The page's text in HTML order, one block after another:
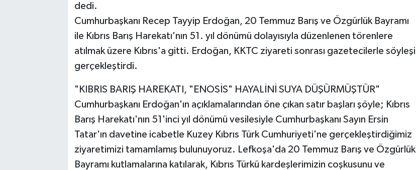
dedi.
Cumhurbaşkanı Recep Tayyip Erdoğan, 20 Temmuz Barış ve Özgürlük Bayramı
ile Kıbrıs Barış Harekatı'nın 51. yıl dönümü dolayısıyla düzenlenen törenlere
atılmak üzere Kıbrıs'a gitti. Erdoğan, KKTC ziyareti sonrası gazetecilerle söyleşi
gerçekleştirdi.
"KIBRIS BARIŞ HAREKATI, "ENOSİS" HAYALİNİ SUYA DÜŞÜRMÜŞTÜR"
Cumhurbaşkanı Erdoğan'ın açıklamalarından öne çıkan satır başları şöyle; Kıbrıs
Barış Harekatı'nın 51'inci yıl dönümü vesilesiyle Cumhurbaşkanı Sayın Ersin
Tatar'ın davetine icabetle Kuzey Kıbrıs Türk Cumhuriyeti'ne gerçekleştirdiğimiz
ziyaretimizi tamamlamış bulunuyoruz. Lefkoşa'da 20 Temmuz Barış ve Özgürlük
Bayramı kutlamalarına katılarak, Kıbrıs Türkü kardeşlerimizin coşkusunu ve